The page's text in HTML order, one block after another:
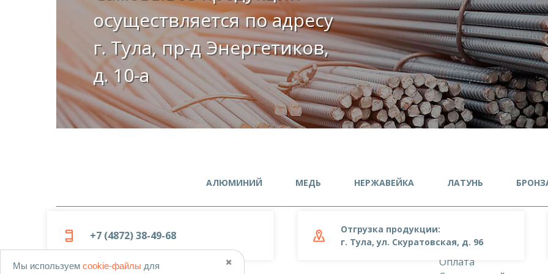
осуществляется по адресу
г. Тула, пр-д Энергетиков,
д. 10-а
+7 (4872) 38-49-68
Отгрузка продукции:
г. Тула, ул. Скуратовская, д. 96
АЛЮМИНИЙ МЕДЬ НЕРЖАВЕЙКА ЛАТУНЬ
О компании
Доставка
Оплата
✖️
Мы используем cookie-файлы для